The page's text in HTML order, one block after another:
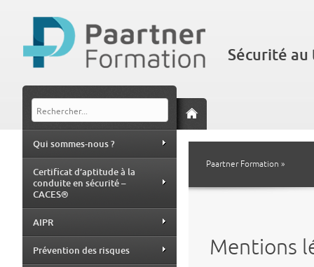
Sécurité
Paartner Formation »
Mentions
Qui sommes-nous ?
Certificat d’aptitude à la
conduite en sécurité –
CACES®
AIPR
Prévention des risques